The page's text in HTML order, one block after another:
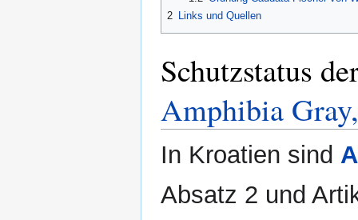
2 Links und Quellen
Schutzstatus
Amphibia
In Kroatien sind
Absatz 2 und